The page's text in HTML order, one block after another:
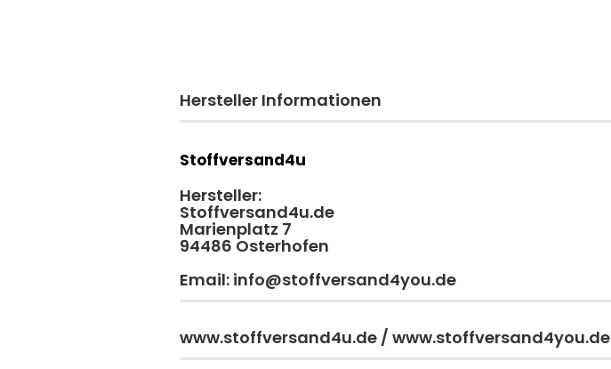
Hersteller Informationen
Stoffversand4u
Hersteller:
Stoffversand4u.de
Marienplatz 7
94486 Osterhofen
Email: info@stoffversand4you.de
www.stoffversand4u.de / www.stoffversand4you.de